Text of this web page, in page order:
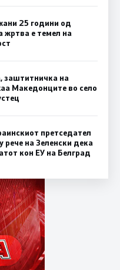
25 години од
жртва е темел на
заштитничка на
Македонците во село
претседател
рече на Зеленски дека
кон ЕУ на Белград